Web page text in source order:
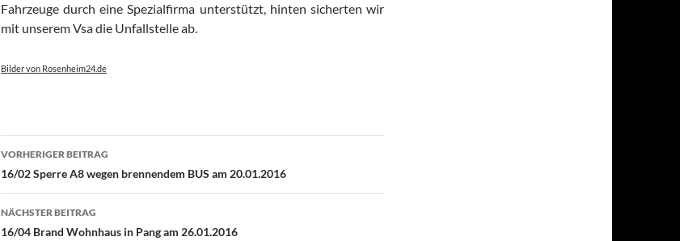
Fahrzeuge durch eine Spezialfirma unterstützt, hinten sicherten wir
mit unserem Vsa die Unfallstelle ab.
Bilder von Rosenheim24.de
Beitragsnavigation
VORHERIGER BEITRAG
16/02 Sperre A8 wegen brennendem BUS am 20.01.2016
NÄCHSTER BEITRAG
16/04 Brand Wohnhaus in Pang am 26.01.2016